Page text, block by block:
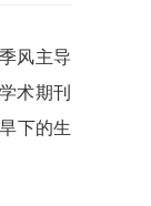
风主导
术期刊
下的生